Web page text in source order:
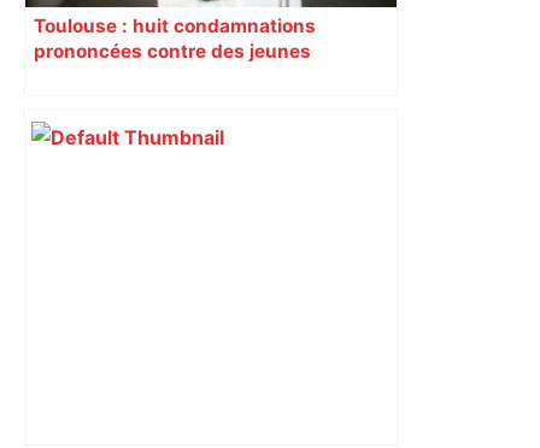
Toulouse : huit condamnations
prononcées contre des jeunes